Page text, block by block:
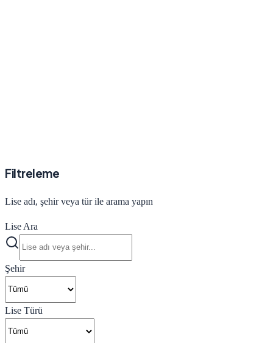
Filtreleme
Lise adı, şehir veya tür ile arama yapın
Lise Ara
Şehir
Lise Türü